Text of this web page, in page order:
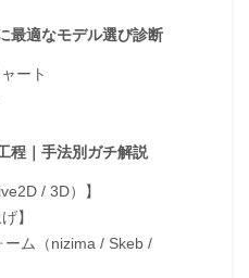
最適なモデル選び診断
ート
程｜手法別ガチ解説
/ 3D）】
】
ーム（nizima / Skeb /